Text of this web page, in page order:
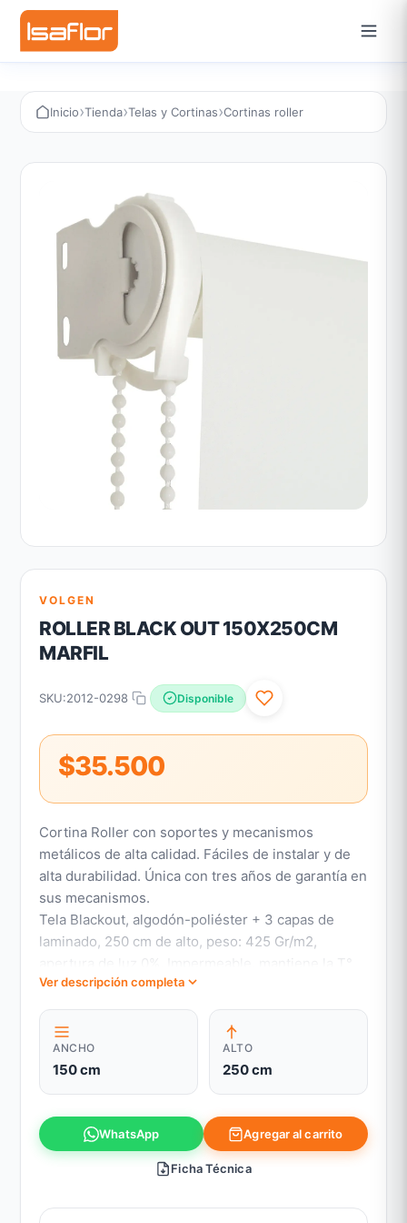
Inicio›Tienda›Telas y Cortinas›Cortinas roller
VOLGEN
ROLLER BLACK OUT 150X250CM
MARFIL
SKU:2012-0298 Disponible
$35.500
Cortina Roller con soportes y mecanismos
metálicos de alta calidad. Fáciles de instalar y de
alta durabilidad. Única con tres años de garantía en
sus mecanismos.
Tela Blackout, algodón-poliéster + 3 capas de
laminado, 250 cm de alto, peso: 425 Gr/m2,
en las habitaciones, otorga oscuridad y bloquea
tanto el calor exterior como la pérdida de
calefacción. Bloquea la visión al 100%
Garantía MecanismosLas Cortinas Roller Volgen
son las únicas del mercado cuyos mecanismos
cuentan con una garantía de 3 años desde su
fecha de compra. Esta cubre la reparación o
cambio del repuesto en caso de que los
mecanismos presenten algún tipo de defecto de
fábrica.Mantención y LimpiezaRetirar el polvo y
luego limpiar con paño húmedo,La calidad de este
Ver descripción completa
ANCHO
150 cm
ALTO
250 cm
WhatsApp Agregar al carrito
Ficha Técnica